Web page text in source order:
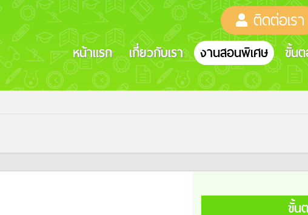
ติดต่อเรา
หน้าแรก เกี่ยวกับเรา งานสอนพิเศษ ขั้น
ขั้น